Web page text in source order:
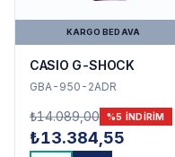
KARGO BEDAVA
CASIO G-SHOCK
GBA-950-2ADR
₺14.089,00 %5 INDIRIM
₺13.384,55